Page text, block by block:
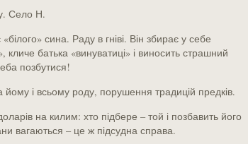
Село Н.
сина. Раду в гніві. Він збирає у себе
кличе батька «винуватиці» і виносить страшний
позбутися!
і всьому роду, порушення традицій предків.
на килим: хто підбере – той і позбавить його
вагаються – це ж підсудна справа.